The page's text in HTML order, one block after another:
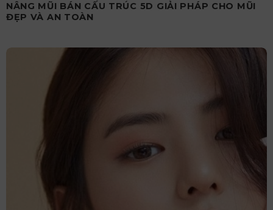
NÂNG MŨI BÁN CẤU TRÚC 5D GIẢI PHÁP CHO MŨI
ĐẸP VÀ AN TOÀN